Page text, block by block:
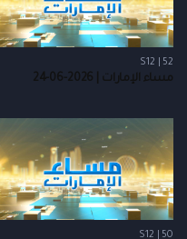
S12 | 52
مساء الإمارات | 2026-06-24
S12 | 50